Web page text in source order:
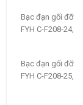
Bạc đạn gối đỡ
FYH C-F208-24,
Bạc đạn gối đỡ
FYH C-F208-25,